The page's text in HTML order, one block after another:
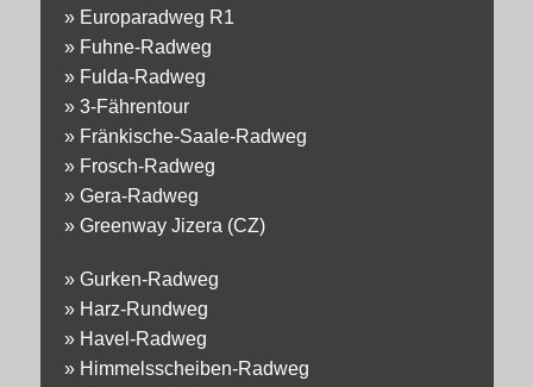
» Europaradweg R1
» Fuhne-Radweg
» Fulda-Radweg
» 3-Fährentour
» Fränkische-Saale-Radweg
» Frosch-Radweg
» Gera-Radweg
» Greenway Jizera (CZ)
» Gurken-Radweg
» Harz-Rundweg
» Havel-Radweg
» Himmelsscheiben-Radweg